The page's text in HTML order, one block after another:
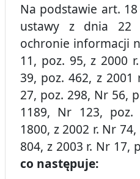
Na podstawie art.
ustawy z dnia 22
ochronie informacji
11, poz. 95, z 2000
39, poz. 462, z
27, poz. 298, Nr 56,
1189, Nr 123,
1800, z 2002 r. Nr
804, z 2003 r. Nr 17,
co następuje: